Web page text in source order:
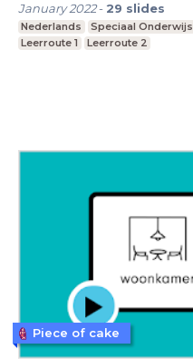
January 2022- 29 slides
Nederlands Speciaal Onderwijs
Leerroute 1
Leerroute 2
Piece of cake